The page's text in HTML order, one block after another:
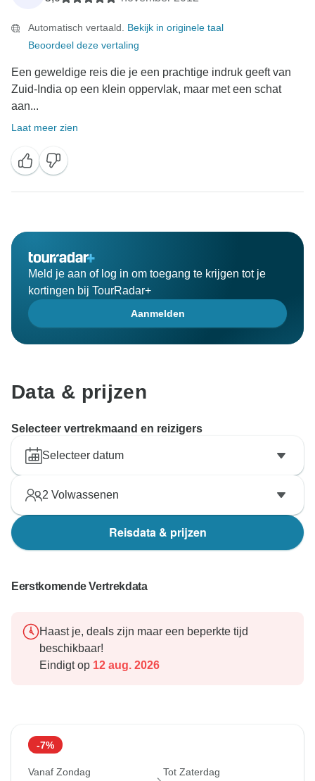
Automatisch vertaald. Bekijk in originele taal
Beoordeel deze vertaling
Een geweldige reis die je een prachtige indruk geeft van
Zuid-India op een klein oppervlak, maar met een schat
aan...
Laat meer zien
Meld je aan of log in om toegang te krijgen tot je
kortingen bij TourRadar+
Aanmelden
Data & prijzen
Selecteer vertrekmaand en reizigers
Selecteer datum
2 Volwassenen
Reisdata & prijzen
Eerstkomende Vertrekdata
Haast je, deals zijn maar een beperkte tijd
beschikbaar!
Eindigt op 12 aug. 2026
-7%
Vanaf Zondag Tot Zaterdag